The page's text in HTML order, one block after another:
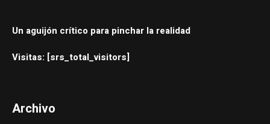
Un aguijón crítico para pinchar la realidad
Visitas: [srs_total_visitors]
Archivo